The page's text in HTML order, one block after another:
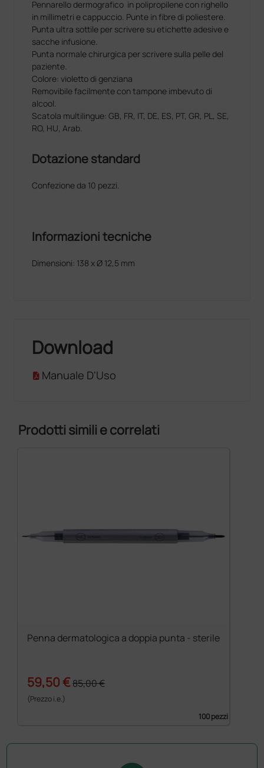
Pennarello dermografico in polipropilene con righello
in millimetri e cappuccio. Punte in fibre di poliestere.
Punta ultra sottile per scrivere su etichette adesive e
sacche infusione.
Punta normale chirurgica per scrivere sulla pelle del
paziente.
Colore: violetto di genziana
Removibile facilmente con tampone imbevuto di
alcool.
Scatola multilingue: GB, FR, IT, DE, ES, PT, GR, PL, SE,
RO, HU, Arab.
Dotazione standard
Confezione da 10 pezzi.
Informazioni tecniche
Dimensioni: 138 x Ø 12,5 mm
Download
Manuale D'Uso
Prodotti simili e correlati
Penna dermatologica a doppia punta - sterile
59,50 €85,00 €
(Prezzo i.e.)
100 pezzi